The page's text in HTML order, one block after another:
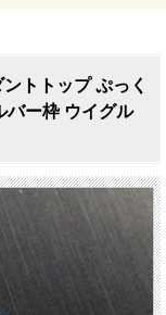
トトップ ぷっく
バー枠 ウイグル